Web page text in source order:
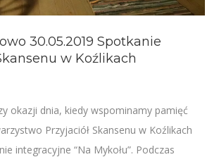
30.05.2019 Spotkanie
w Koźlikach
okazji dnia, kiedy wspominamy pamięć
Przyjaciół Skansenu w Koźlikach
integracyjne “Na Mykołu”. Podczas